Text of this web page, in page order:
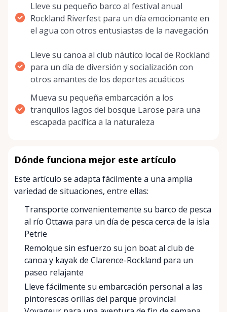
Lleve su pequeño barco al festival anual
Rockland Riverfest para un día emocionante en
el agua con otros entusiastas de la navegación
Lleve su canoa al club náutico local de Rockland
para un día de diversión y socialización con
otros amantes de los deportes acuáticos
Mueva su pequeña embarcación a los
tranquilos lagos del bosque Larose para una
escapada pacífica a la naturaleza
Dónde funciona mejor este artículo
Este artículo se adapta fácilmente a una amplia
variedad de situaciones, entre ellas:
Transporte convenientemente su barco de pesca
al río Ottawa para un día de pesca cerca de la isla
Petrie
Remolque sin esfuerzo su jon boat al club de
canoa y kayak de Clarence-Rockland para un
paseo relajante
Lleve fácilmente su embarcación personal a las
pintorescas orillas del parque provincial